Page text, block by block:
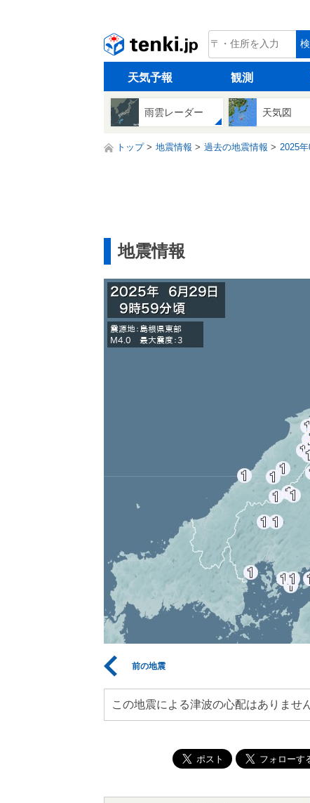
tenki.jp
天気予報 観測
雨雲レーダー 天気図
トップ 地震情報 過去の地震情報 2025年
地震情報
前の地震
この地震による津波の心配はありません